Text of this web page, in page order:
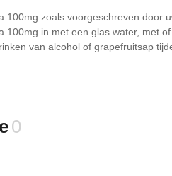
100mg zoals voorgeschreven door
100mg in met een glas water, met
van alcohol of grapefruitsap
0